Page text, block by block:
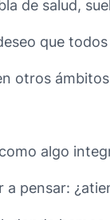
de salud,
que
otros
algo
a pensar: